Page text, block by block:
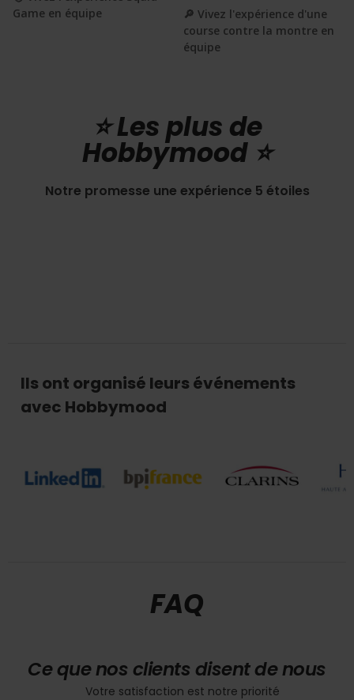
Game en équipe
🔎 Vivez l'expérience d'une
course contre la montre en
équipe
⭐️ Les plus de
Hobbymood ⭐️
Notre promesse une expérience 5 étoiles
Ils ont organisé leurs événements
avec Hobbymood
FAQ
Ce que nos clients disent de nous
Votre satisfaction est notre priorité